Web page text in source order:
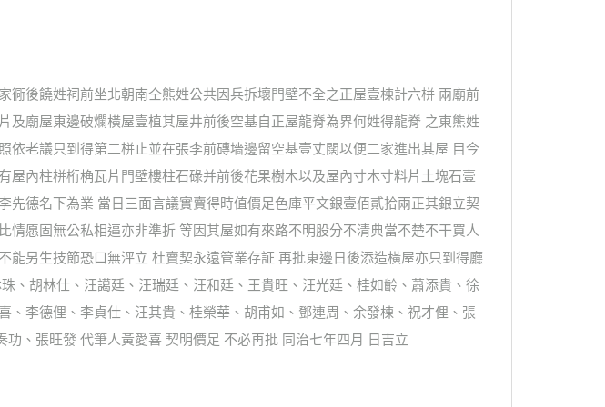
後饒姓祠前坐北朝南仝熊姓公共因兵拆壞門壁不全之正屋壹棟計六栟 兩廟前
廟屋東邊破爛橫屋壹植其屋井前後空基自正屋龍脊為界何姓得龍脊 之東熊姓
老議只到得第二栟止並在張李前磚墻邊留空基壹丈闊以便二家進出其屋 目今
內柱栟桁桷瓦片門壁樓柱石碌并前後花果樹木以及屋內寸木寸料片土塊石壹
德名下為業 當日三面言議實賣得時值價足色庫平文銀壹佰貳拾兩正其銀立契
愿固無公私相逼亦非準折 等因其屋如有來路不明股分不清典當不楚不干買人
另生技節恐口無泙立 杜賣契永遠管業存証 再批東邊日後添造橫屋亦只到得廳
、胡林仕、汪譪廷、汪瑞廷、汪和廷、王貴旺、汪光廷、桂如齡、蕭添貴、徐
李德俚、李貞仕、汪其貴、桂榮華、胡甫如、鄧連周、余發棟、祝才俚、張
、張旺發 代筆人黃愛喜 契明價足 不必再批 同治七年四月 日吉立